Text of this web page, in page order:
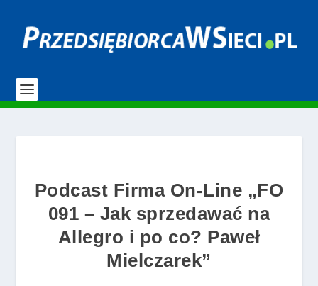
Podcast Firma On-Line „FO
091 – Jak sprzedawać na
Allegro i po co? Paweł
Mielczarek”